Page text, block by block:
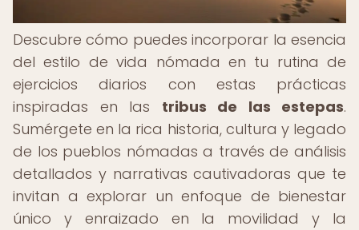
Descubre cómo puedes incorporar la esencia
del estilo de vida nómada en tu rutina de
ejercicios diarios con estas prácticas
inspiradas en las tribus de las estepas.
Sumérgete en la rica historia, cultura y legado
de los pueblos nómadas a través de análisis
detallados y narrativas cautivadoras que te
invitan a explorar un enfoque de bienestar
único y enraizado en la movilidad y la